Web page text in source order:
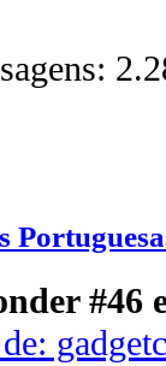
#46